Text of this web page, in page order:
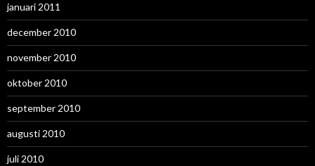
januari 2011
december 2010
november 2010
oktober 2010
september 2010
augusti 2010
juli 2010